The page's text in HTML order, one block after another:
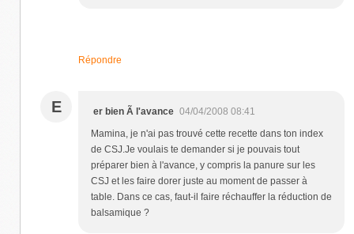
Répondre
E er bien Ã l'avance 04/04/2008 08:41
Mamina, je n'ai pas trouvé cette recette dans ton index
de CSJ.Je voulais te demander si je pouvais tout
préparer bien à l'avance, y compris la panure sur les
CSJ et les faire dorer juste au moment de passer à
table. Dans ce cas, faut-il faire réchauffer la réduction de
balsamique ?